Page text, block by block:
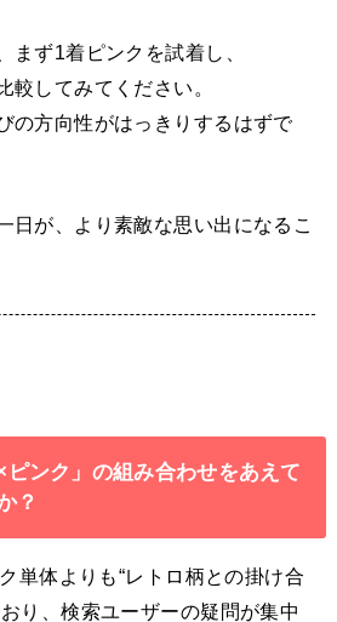
まず1着ピンクを試着し、
較してみてください。
の方向性がはっきりするはずで
日が、より素敵な思い出になるこ
ンク」の組み合わせをあえて
？
単体よりも“レトロ柄との掛け合
り、検索ユーザーの疑問が集中